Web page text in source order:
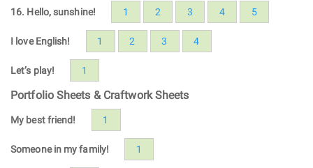
16. Hello, sunshine! 1 2 3 4 5
I love English! 1 2 3 4
Let’s play! 1
Portfolio Sheets & Craftwork Sheets
My best friend! 1
Someone in my family! 1